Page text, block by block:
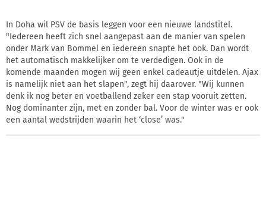
In Doha wil PSV de basis leggen voor een nieuwe landstitel.
"Iedereen heeft zich snel aangepast aan de manier van spelen
onder Mark van Bommel en iedereen snapte het ook. Dan wordt
het automatisch makkelijker om te verdedigen. Ook in de
komende maanden mogen wij geen enkel cadeautje uitdelen. Ajax
is namelijk niet aan het slapen", zegt hij daarover. "Wij kunnen
denk ik nog beter en voetballend zeker een stap vooruit zetten.
Nog dominanter zijn, met en zonder bal. Voor de winter was er ook
een aantal wedstrijden waarin het ‘close’ was."